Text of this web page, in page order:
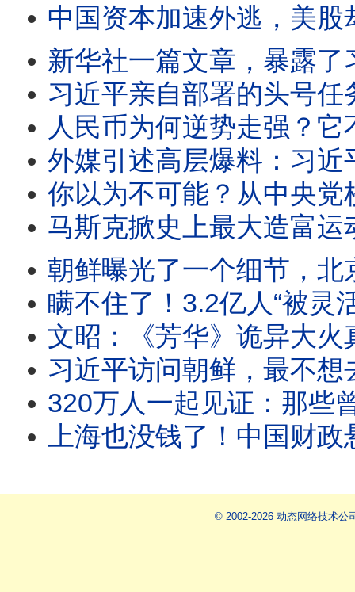
中国资本加速外逃，美股却越涨越高
新华社一篇文章，暴露了习近平
习近平亲自部署的头号任务，为何6个月又
人民币为何逆势走强？它不能跌的原
外媒引述高层爆料：习近平正在进行
你以为不可能？从中央党校校长到“小组长
马斯克掀史上最大造富运动：SPACE X上市、“共
朝鲜曝光了一个细节，北京
瞒不住了！3.2亿人“被灵活”：中
文昭：《芳华》诡异大火
习近平访问朝鲜，最不想去的地方还是去了，暗
320万人一起见证：那些曾被嘲笑的
上海也没钱了！中国财政悬崖全面浮现：教师欠
© 2002-2026 动态网络技术公